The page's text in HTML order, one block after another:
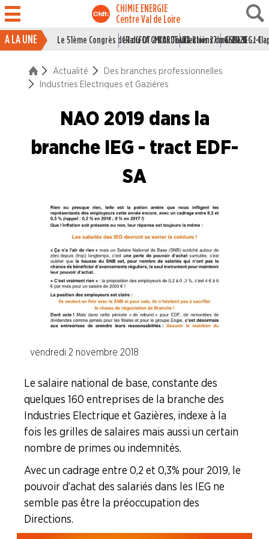
CHIMIE ENERGIE
Centre Val de Loire
ACTUALITÉ
La vie du Syndicat
Industries du Caoutchouc
Industries Electriques et Gaziéres
Industries du Papier Carton
Industries du Pétrole
Industries de la Plasturgie
Industries Pharmaceutiques
Industries du Verre
A la "Une"
Syndicalisme HEBDO
COVID 19
A LA UNE Le 51ème Congrès de la CFDT à BORDEAUX
CR du CA CMCAS Tours Blois 27 mai 2026
Elections du CSE LSI : J-1
Grille IEG :
Actualité
Des branches professionnelles
Industries Electriques et Gaziéres
NAO 2019 dans la
branche IEG - tract EDF-
SA
vendredi 2 novembre 2018
Le salaire national de base, constante des
quelques 160 entreprises de la branche des
Industries Electrique et Gazières, indexe à la
fois les grilles de salaires mais aussi un certain
nombre de primes ou indemnités.
Avec un cadrage entre 0,2 et 0,3% pour 2019, le
pouvoir d’achat des salariés dans les IEG ne
semble pas être la préoccupation des
Directions.